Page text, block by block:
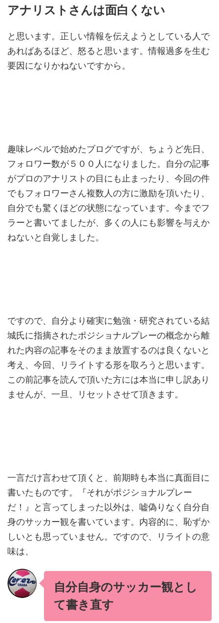
アナリストさんは面白くない
と思います。正しい情報を伝えようとしている人で
あればあるほど、怒ると思います。情報過多を生む
要因になりかねないですから。
趣味レベルで始めたブログですが、ちょうど先日、
フォロワー数が５００人になりました。自分の記事
がプロのアナリストの目にも止まったり、今回の件
でもフォロワーさん複数人の方に激励を頂いたり、
自分でも驚くほどの状態になっています。今までフ
ラーと書いてましたが、多くの人にも影響を与えか
ねないと自覚しました。
ですので、自分より確実に勉強・研究されている結
城氏に指摘されたポジショナルプレーの概念から離
れた内容の記事をそのまま放置するのは良くないと
考え、今回、リライトする形を取ろうと思います。
この前記事を読んで頂いた方には本当に申し訳あり
ませんが、一旦、リセットさせて頂きます。
一言だけ言わせて頂くと、前期時も本当に真面目に
書いたものです。『それがポジショナルプレー
だ！』と言ってしまった以外は、嘘偽りなく自分自
身のサッカー観を書いています。内容的に、恥ずか
しいとも思っていません。ですので、リライトの意
味は、
自分自身のサッカー観とし
て書き直す